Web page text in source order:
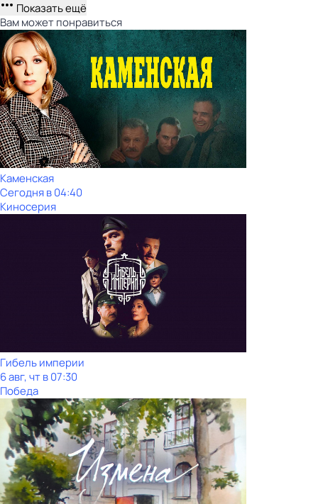
Показать ещё
Вам может понравиться
Каменская
Сегодня в 04:40
Киносерия
Гибель империи
6 авг, чт в 07:30
Победа